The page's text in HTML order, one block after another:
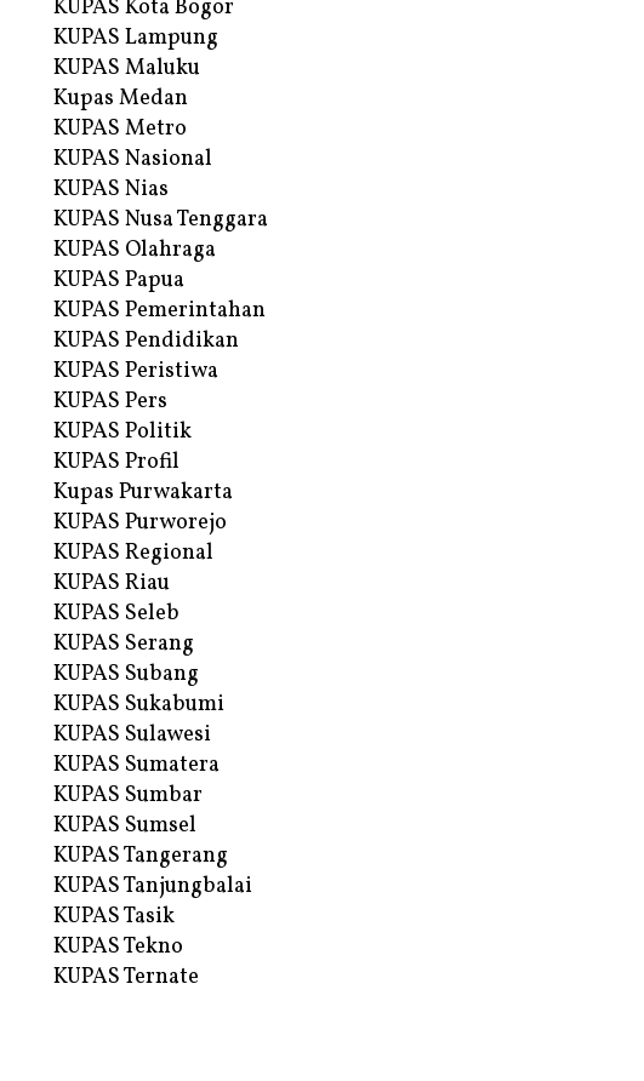
KUPAS Kota Bogor
KUPAS Lampung
KUPAS Maluku
Kupas Medan
KUPAS Metro
KUPAS Nasional
KUPAS Nias
KUPAS Nusa Tenggara
KUPAS Olahraga
KUPAS Papua
KUPAS Pemerintahan
KUPAS Pendidikan
KUPAS Peristiwa
KUPAS Pers
KUPAS Politik
KUPAS Profil
Kupas Purwakarta
KUPAS Purworejo
KUPAS Regional
KUPAS Riau
KUPAS Seleb
KUPAS Serang
KUPAS Subang
KUPAS Sukabumi
KUPAS Sulawesi
KUPAS Sumatera
KUPAS Sumbar
KUPAS Sumsel
KUPAS Tangerang
KUPAS Tanjungbalai
KUPAS Tasik
KUPAS Tekno
KUPAS Ternate